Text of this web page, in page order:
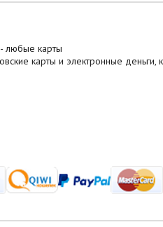
- любые карты
карты и электронные деньги,